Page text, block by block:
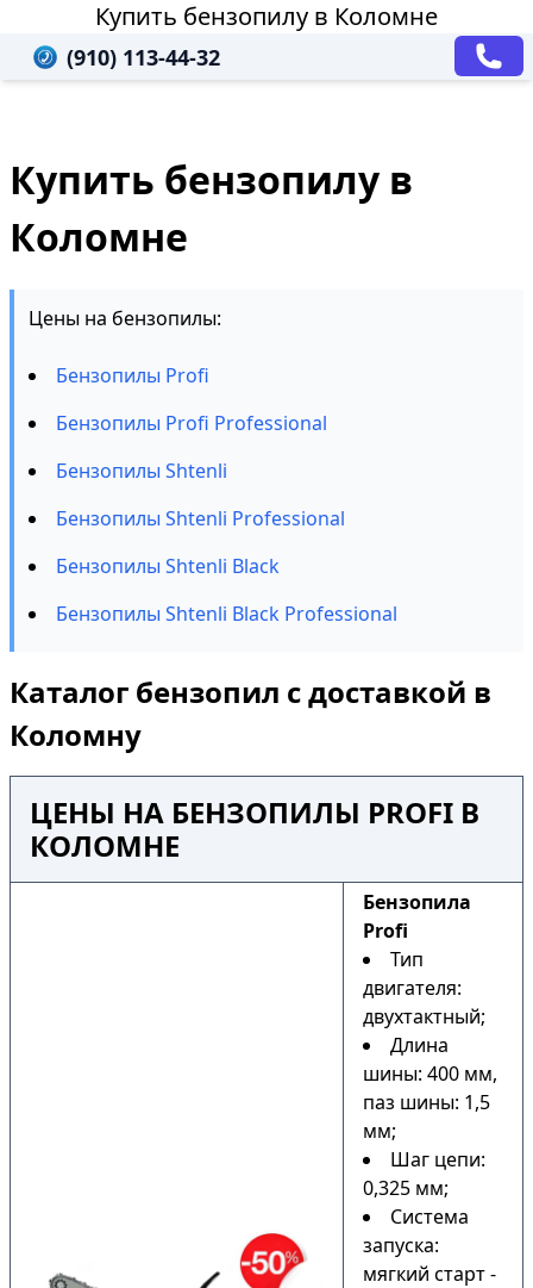
Купить бензопилу в Коломне
(910) 113-44-32
Купить бензопилу в
Коломне
Цены на бензопилы:
Бензопилы Profi
Бензопилы Profi Professional
Бензопилы Shtenli
Бензопилы Shtenli Professional
Бензопилы Shtenli Black
Бензопилы Shtenli Black Professional
Каталог бензопил с доставкой в
Коломну
ЦЕНЫ НА БЕНЗОПИЛЫ PROFI В
КОЛОМНЕ
Бензопила
Profi
Тип
двигателя:
двухтактный;
Длина
шины: 400 мм,
паз шины: 1,5
мм;
Шаг цепи:
0,325 мм;
Система
запуска:
мягкий старт -